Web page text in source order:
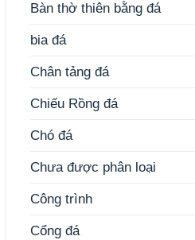
Bàn thờ thiên bằng đá
bia đá
Chân tảng đá
Chiếu Rồng đá
Chó đá
Chưa được phân loại
Công trình
Cổng đá